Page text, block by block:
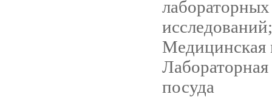
лабораторных
исследований;
Медицинская
Лабораторная
посуда